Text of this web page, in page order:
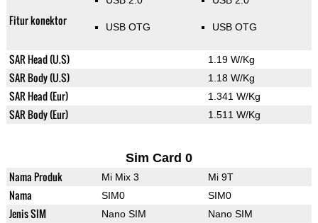
Fitur konektor USB OTG USB OTG
SAR Head (U.S) 1.19 W/Kg
SAR Body (U.S) 1.18 W/Kg
SAR Head (Eur) 1.341 W/Kg
SAR Body (Eur) 1.511 W/Kg
Sim Card 0
Nama Produk Mi Mix 3 Mi 9T
Nama SIM0 SIM0
Jenis SIM Nano SIM Nano SIM